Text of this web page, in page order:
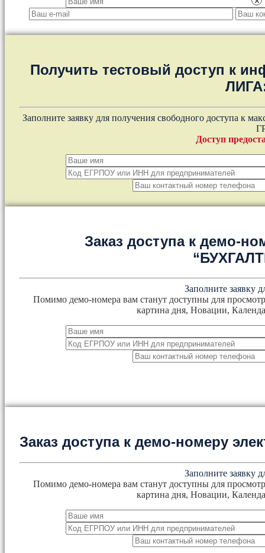
Получить тестовый доступ к
Заполните заявку для получения свободного доступа к
Доступ
Заказ доступа к демо-
Заполните заявку
Помимо демо-номера вам станут доступны для
картина дня, Новации,
Заказ доступа к демо-номеру
Заполните заявку
Помимо демо-номера вам станут доступны для
картина дня, Новации,